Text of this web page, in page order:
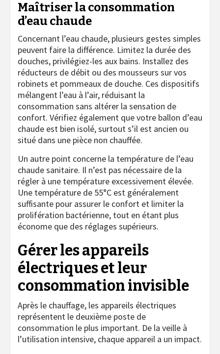
Maîtriser la consommation
d’eau chaude
Concernant l’eau chaude, plusieurs gestes simples
peuvent faire la différence. Limitez la durée des
douches, privilégiez-les aux bains. Installez des
réducteurs de débit ou des mousseurs sur vos
robinets et pommeaux de douche. Ces dispositifs
mélangent l’eau à l’air, réduisant la
consommation sans altérer la sensation de
confort. Vérifiez également que votre ballon d’eau
chaude est bien isolé, surtout s’il est ancien ou
situé dans une pièce non chauffée.
Un autre point concerne la température de l’eau
chaude sanitaire. Il n’est pas nécessaire de la
régler à une température excessivement élevée.
Une température de 55°C est généralement
suffisante pour assurer le confort et limiter la
prolifération bactérienne, tout en étant plus
économe que des réglages supérieurs.
Gérer les appareils
électriques et leur
consommation invisible
Après le chauffage, les appareils électriques
représentent le deuxième poste de
consommation le plus important. De la veille à
l’utilisation intensive, chaque appareil a un impact.